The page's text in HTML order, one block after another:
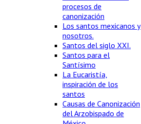
procesos de
canonización
Los santos mexicanos y
nosotros.
Santos del siglo XXI.
Santos para el
Santísimo
La Eucaristía,
inspiración de los
santos
Causas de Canonización
del Arzobispado de